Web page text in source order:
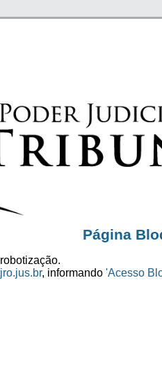
Página
, informando 'Acesso